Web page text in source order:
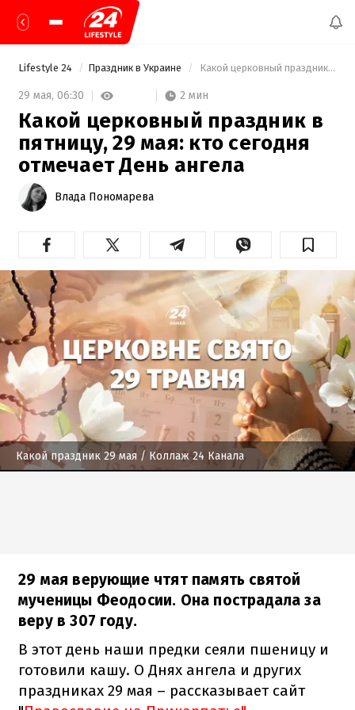
Lifestyle 24 Праздник в Украине Какой церковный праздник в пятницу, 29 мая: кто сегодня отмечает День ангела
29 мая, 06:30 2 мин
Какой церковный праздник в
пятницу, 29 мая: кто сегодня
отмечает День ангела
Влада Пономарева
Какой праздник 29 мая / Коллаж 24 Канала
29 мая верующие чтят память святой
мученицы Феодосии. Она пострадала за
веру в 307 году.
В этот день наши предки сеяли пшеницу и
готовили кашу. О Днях ангела и других
праздниках 29 мая – рассказывает сайт